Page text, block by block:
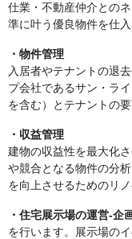
仕業・不動産仲介との
準に叶う優良物件を仕入
・物件管理
入居者やテナントの退
プ会社であるサン・ラ
を含む）とテナントの要
・収益管理
建物の収益性を最大化
や競合となる物件の分
を向上させるためのリ
・住宅展示場の運営-企
を行います。展示場の